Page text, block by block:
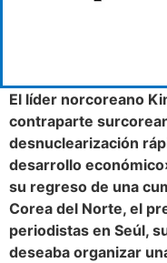
El líder norcoreano
contraparte
desnuclearización
desarrollo
su regreso de una
Corea del Norte, el
periodistas en Seúl,
deseaba organizar